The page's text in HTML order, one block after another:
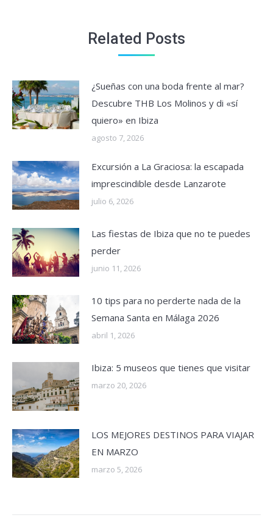
Related Posts
¿Sueñas con una boda frente al mar?
Descubre THB Los Molinos y di «sí
quiero» en Ibiza
agosto 7, 2026
Excursión a La Graciosa: la escapada
imprescindible desde Lanzarote
julio 6, 2026
Las fiestas de Ibiza que no te puedes
perder
junio 11, 2026
10 tips para no perderte nada de la
Semana Santa en Málaga 2026
abril 1, 2026
Ibiza: 5 museos que tienes que visitar
marzo 20, 2026
LOS MEJORES DESTINOS PARA VIAJAR
EN MARZO
marzo 5, 2026